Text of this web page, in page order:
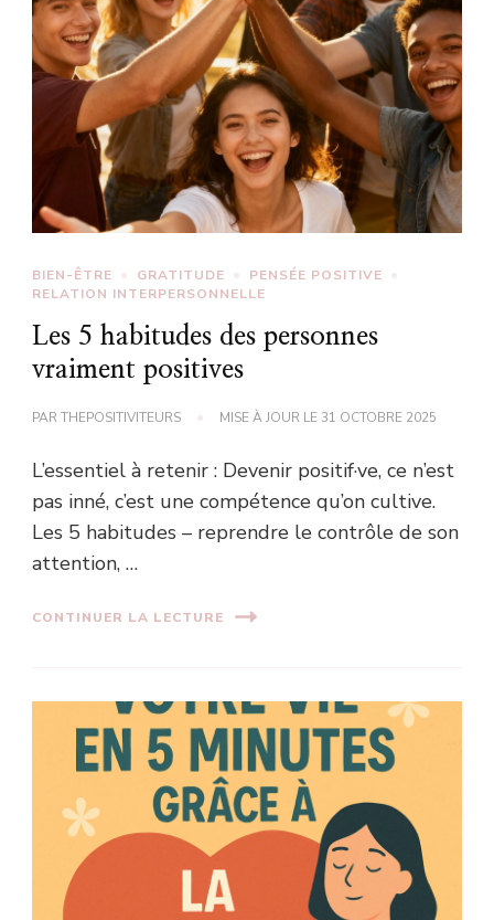
BIEN-ÊTRE GRATITUDE
PENSÉE POSITIVE
RELATION INTERPERSONNELLE
Les 5 habitudes des personnes
vraiment positives
PARTHEPOSITIVITEURS MISE À JOUR LE 31 OCTOBRE 2025
L’essentiel à retenir : Devenir positif·ve, ce n’est
pas inné, c’est une compétence qu’on cultive.
Les 5 habitudes – reprendre le contrôle de son
attention, …
CONTINUER LA LECTURE